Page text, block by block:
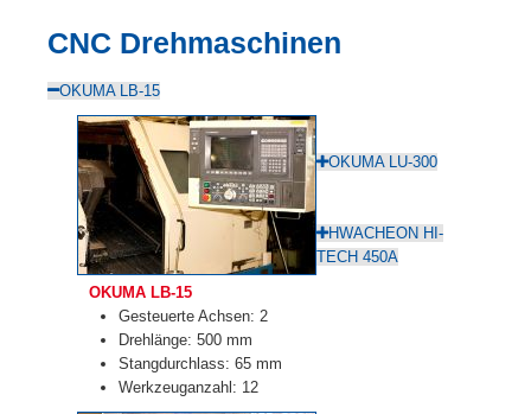
CNC Drehmaschinen
OKUMA LB-15
OKUMA LB-15
Gesteuerte Achsen: 2
Drehlänge: 500 mm
Stangdurchlass: 65 mm
Werkzeuganzahl: 12
OKUMA LU-300
HWACHEON HI-
TECH 450A